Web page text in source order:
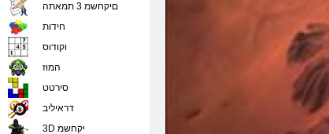
םיקחשמ 3 תמאתה
חידות
וקודוס
המוז
סירטט
דראיליב
3D יקחשמ